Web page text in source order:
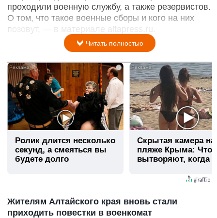
проходили военную службу, а также резервистов.
О том, что такое военные сборы и кого на них
позовут, — в материале altapress.ru.
Читать полностью
Ролик длится несколько
секунд, а смеяться вы
будете долго
Скрытая камера на
пляже Крыма: Что
вытворяют, когда
Жителям Алтайского края вновь стали
приходить повестки в военкомат